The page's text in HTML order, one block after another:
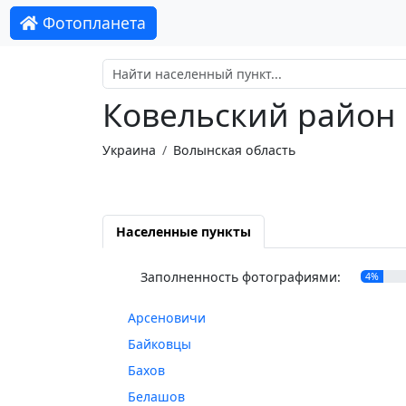
Фотопланета
Ковельский район
Украина Волынская область
Населенные пункты
Заполненность фотографиями: 4%
Арсеновичи
Байковцы
Бахов
Белашов